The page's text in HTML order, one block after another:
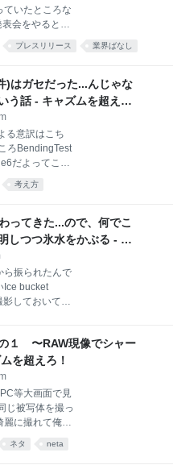
い。 というわ
かつフェリー
区にある深セン
通過後には香港
香港空港ま
ていたところな
会をやると仮
るやりかたはこ
のタイトルで
入るか考えて、
開発風景やら
解の写真にな
14迄に何をど
部決めておく .
窓口に対して
い重要メディ
プレスリリース 業界ばなし
はガセだった...んじゃな
う話 - キャズムを超え
る意訳はこち
ろBendingTest
だよってこと
『やっぱり弱か
かね？と。 も
曲がるんだ
70ポンドって
ぁ体重60kgの
を椅子に置いて
の私で、
は130ポン
ツ
考え方
てきた...ので、何でこ
しつつ氷水をかぶる - キ
ら振られたんで
Ice bucket
しておいてネ
、賛同できな
る人もいる。も
ば、取り組みは
か企業のプロ
いてもうカオ
悩んで結局ど
組み。目立たな
１ 〜RAW現像でシャー
を超えろ！
等大画面で見
じ被写体を撮っ
麗に撮れて俺は
カメラ好きの
から俺も...
ネタ neta